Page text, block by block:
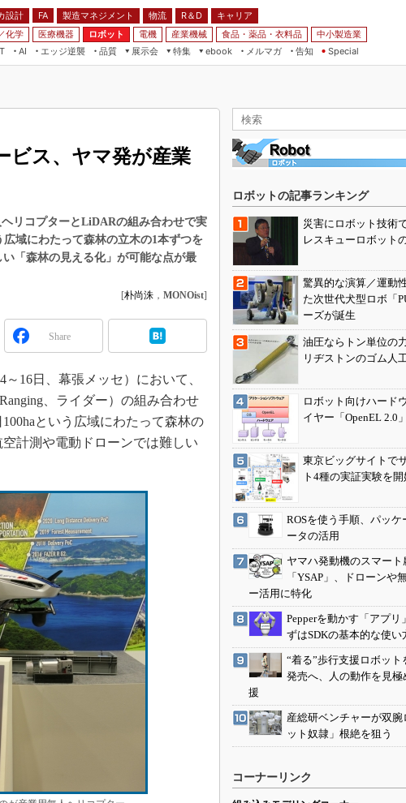
設計 FA 製造マネジメント 物流 R＆D
キャリア
化学 医療機器 ロボット 電機 産業機械 食品・薬品・衣料品
中小製造業
AI
エッジ逆襲 品質
展示会
FRONTIER
づくりワールド
WORLD
ンネット展
特集
VR／AR
組み込み画像技術
組み込みモデリング
ISO26262
無償設計ツール
デジタルツインとCAE
S＆OP
インダストリー4.0
製造業ビッグデータ
メイドインジャパン
植物工場
知財マネジメント
海外生産
グローバル設計・開発
制御セキュリティ
新型コロナへの対応
ebook
メルマガ
告知 Special
ビス、ヤマ発が産業
リコプターとLiDARの組み合わせで実
域にわたって森林の立木の1本ずつを
「森林の見える化」が可能な点が最
[朴尚洙 ， MONOist]
Share
16日、幕張メッセ）において、
、ライダー）の組み合わせ
という広域にわたって森林の
計測や電動ドローンでは難しい
ロボットの記事ランキング
災害にロボット技術
レスキューロボット
驚異的な演算／運動
た次世代犬型ロボ「
ーズが誕生
油圧ならトン単位の
リヂストンのゴム人
ロボット向けハード
イヤー「OpenEL 2.0
東京ビッグサイトで
ト4種の実証実験を開
ROSを使う手順、パッケ
ータの活用
ヤマハ発動機のスマート
「YSAP」、ドローンや
ー活用に特化
Pepperを動かす「アプリ
ずはSDKの基本的な使い
“着る”歩行支援ロボット
発売へ、人の動作を見極
援
産総研ベンチャーが双
ット奴隷」根絶を狙う
コーナーリンク